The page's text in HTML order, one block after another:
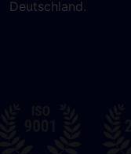
Deutschland.